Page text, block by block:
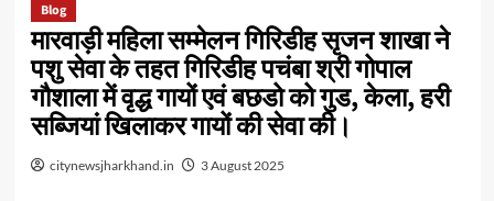
Blog
मारवाड़ी महिला सम्मेलन गिरिडीह सृजन शाखा ने
पशु सेवा के तहत गिरिडीह पचंबा श्री गोपाल
गौशाला में वृद्ध गायों एवं बछडो को गुड, केला, हरी
सब्जियां खिलाकर गायों की सेवा की।
citynewsjharkhand.in 3 August 2025